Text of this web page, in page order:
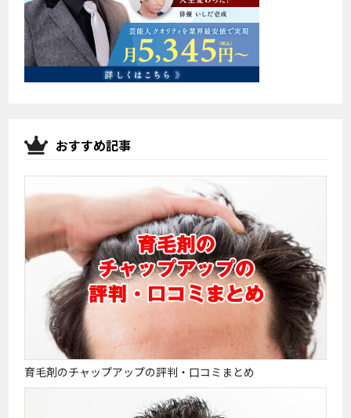
おすすめ記事
育毛剤のチャップアップの評判・口コミまとめ